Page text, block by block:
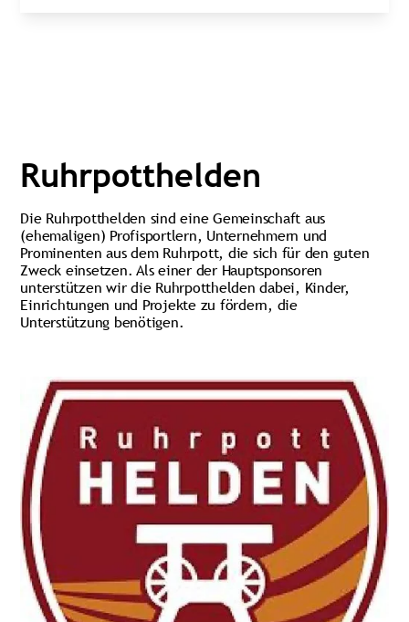
Ruhrpotthelden
Die Ruhrpotthelden sind eine Gemeinschaft aus
(ehemaligen) Profisportlern, Unternehmern und
Prominenten aus dem Ruhrpott, die sich für den guten
Zweck einsetzen. Als einer der Hauptsponsoren
unterstützen wir die Ruhrpotthelden dabei, Kinder,
Einrichtungen und Projekte zu fördern, die
Unterstützung benötigen.